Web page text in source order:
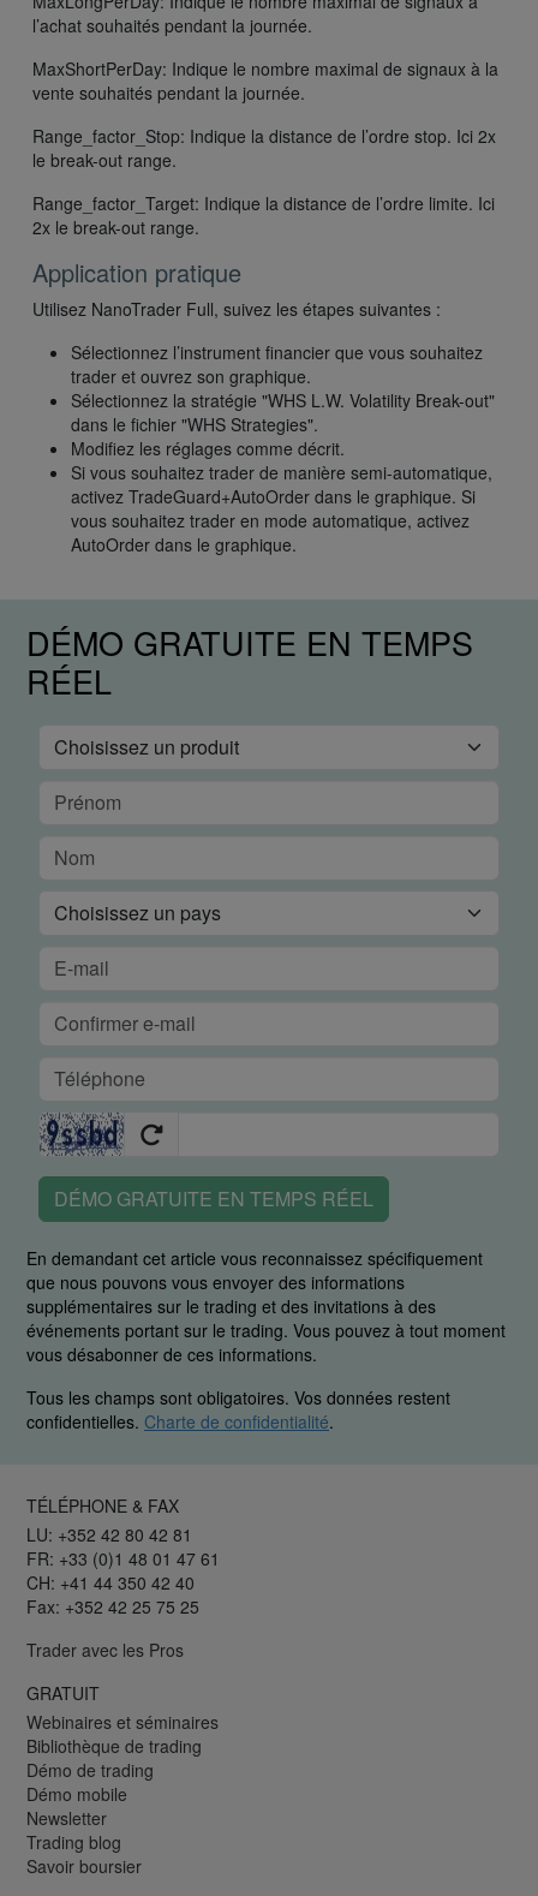
l’achat souhaités pendant la journée.
MaxShortPerDay: Indique le nombre maximal de signaux à la
vente souhaités pendant la journée.
Range_factor_Stop: Indique la distance de l’ordre stop. Ici 2x
le break-out range.
Range_factor_Target: Indique la distance de l’ordre limite. Ici
2x le break-out range.
Application pratique
Utilisez NanoTrader Full, suivez les étapes suivantes :
Sélectionnez l’instrument financier que vous souhaitez
trader et ouvrez son graphique.
Sélectionnez la stratégie "WHS L.W. Volatility Break-out"
dans le fichier "WHS Strategies".
Modifiez les réglages comme décrit.
Si vous souhaitez trader de manière semi-automatique,
activez TradeGuard+AutoOrder dans le graphique. Si
vous souhaitez trader en mode automatique, activez
AutoOrder dans le graphique.
DÉMO GRATUITE EN TEMPS
RÉEL
DÉMO GRATUITE EN TEMPS RÉEL
En demandant cet article vous reconnaissez spécifiquement
que nous pouvons vous envoyer des informations
supplémentaires sur le trading et des invitations à des
événements portant sur le trading. Vous pouvez à tout moment
vous désabonner de ces informations.
Tous les champs sont obligatoires. Vos données restent
confidentielles. Charte de confidentialité.
TÉLÉPHONE & FAX
LU: +352 42 80 42 81
FR: +33 (0)1 48 01 47 61
CH: +41 44 350 42 40
Fax: +352 42 25 75 25
Trader avec les Pros
GRATUIT
Webinaires et séminaires
Bibliothèque de trading
Démo de trading
Démo mobile
Newsletter
Trading blog
Savoir boursier